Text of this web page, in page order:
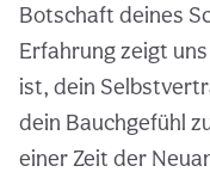
Botschaft deines
Erfahrung zeigt
ist, dein
dein Bauchgefühl
einer Zeit der